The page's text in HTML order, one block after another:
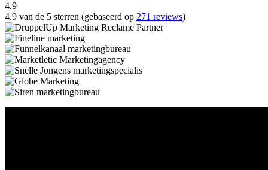
4.9
4.9 van de 5 sterren (gebaseerd op 271 reviews)